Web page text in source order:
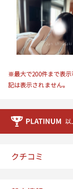
※最大で200件まで表
記は表示されません。
以
クチコミ